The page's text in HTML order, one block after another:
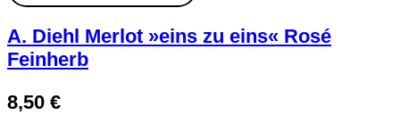
A. Diehl Merlot »eins zu eins« Rosé
Feinherb
8,50 €